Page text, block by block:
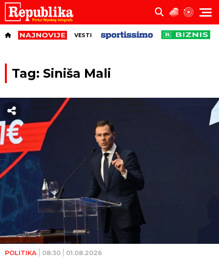
VESTI
Tag: Siniša Mali
POLITIKA 08:30 01.08.2026